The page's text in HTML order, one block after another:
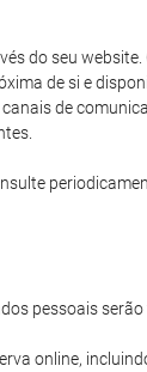
do seu
de si e
de
pessoais
online,